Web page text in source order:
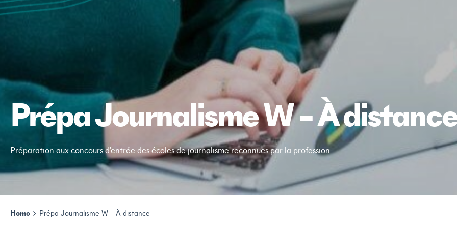
Prépa Journalisme W – À distance
Préparation aux concours d'entrée des écoles de journalisme reconnues par la profession
Home Prépa Journalisme W – À distance